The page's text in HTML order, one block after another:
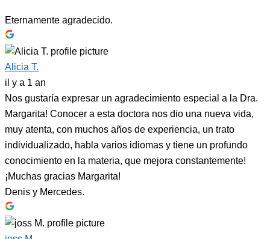
Eternamente agradecido.
Alicia T.
il y a 1 an
Nos gustaría expresar un agradecimiento especial a la Dra.
Margarita! Conocer a esta doctora nos dio una nueva vida,
muy atenta, con muchos años de experiencia, un trato
individualizado, habla varios idiomas y tiene un profundo
conocimiento en la materia, que mejora constantemente!
¡Muchas gracias Margarita!
Denis y Mercedes.